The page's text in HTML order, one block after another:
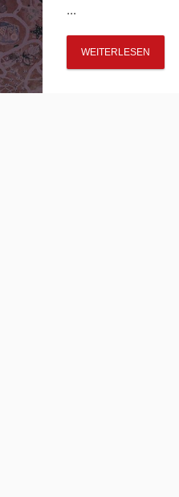
...
WEITERLESEN